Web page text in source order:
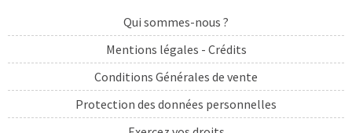
Qui sommes-nous ?
Mentions légales - Crédits
Conditions Générales de vente
Protection des données personnelles